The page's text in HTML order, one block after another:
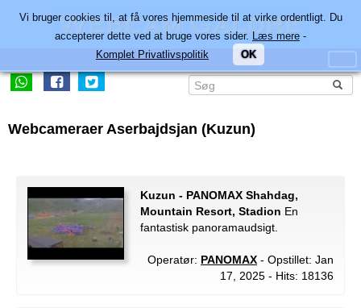
Webcameraer Aserbajdsjan (Kuzun)
Kuzun - PANOMAX Shahdag,
Mountain Resort, Stadion En
fantastisk panoramaudsigt.
Operatør: PANOMAX - Opstillet: Jan
17, 2025 - Hits: 18136
Vi bruger cookies til, at få vores hjemmeside til at virke ordentligt. Du
accepterer dette ved at bruge vores sider. Læs mere -
Komplet Privatlivspolitik
OK